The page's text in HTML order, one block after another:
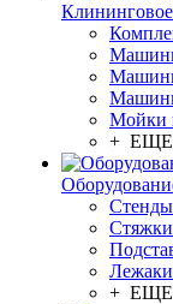
Мойки
+ ЕЩЕ
Стенды
+ ЕЩЕ